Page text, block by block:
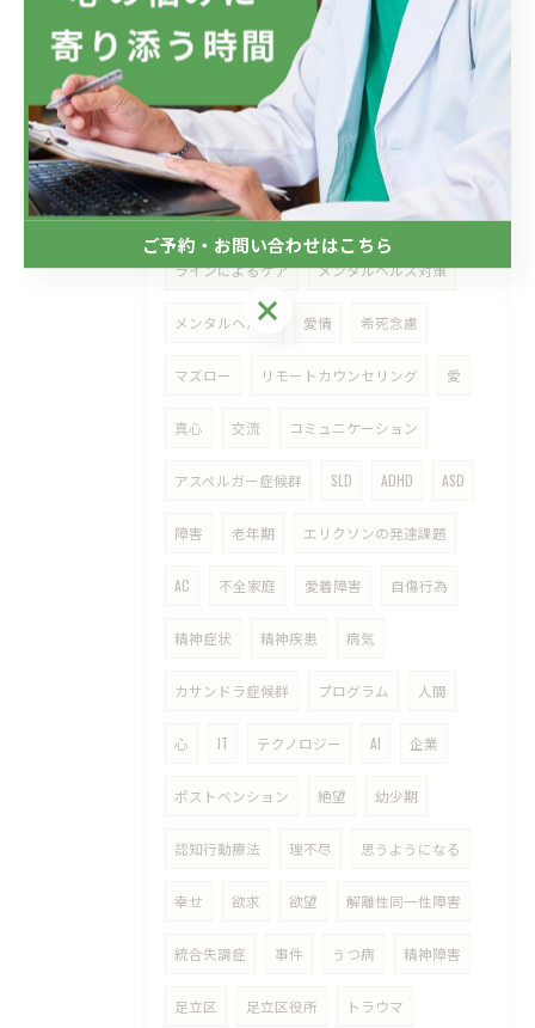
Tags
自殺 自殺願望 適応障害
メンタルケア 仕事 会社
ラインによるケア メンタルヘルス対策
メンタルヘルス 愛情 希死念慮
マズロー リモートカウンセリング 愛
真心 交流 コミュニケーション
アスペルガー症候群 SLD ADHD ASD
障害 老年期 エリクソンの発達課題
AC 不全家庭 愛着障害 自傷行為
精神症状 精神疾患 病気
カサンドラ症候群 プログラム 人間
心 IT テクノロジー AI 企業
ポストベンション 絶望 幼少期
認知行動療法 理不尽 思うようになる
幸せ 欲求 欲望 解離性同一性障害
統合失調症 事件 うつ病 精神障害
足立区 足立区役所 トラウマ
ご予約・お問い合わせはこちら
ご予約・お問い合わせはこちら